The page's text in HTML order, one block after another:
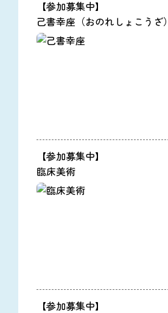
【参加募集中】
己書幸座（おのれしょこうざ）
【参加募集中】
臨床美術
【参加募集中】